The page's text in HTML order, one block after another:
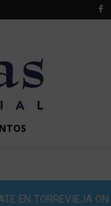
EN TORREVIEJA ON